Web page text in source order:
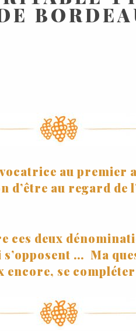
au premier
d’être au regard de
deux
… Ma
encore, se